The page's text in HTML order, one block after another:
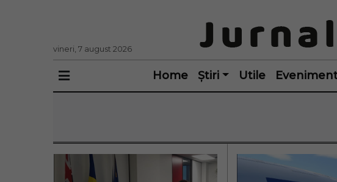
vineri, 7 august 2026
Home Știri Utile